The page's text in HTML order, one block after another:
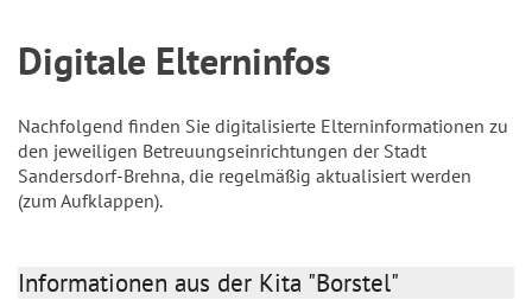
Digitale Elterninfos
Nachfolgend finden Sie digitalisierte Elterninformationen zu
den jeweiligen Betreuungseinrichtungen der Stadt
Sandersdorf-Brehna, die regelmäßig aktualisiert werden
(zum Aufklappen).
Informationen aus der Kita "Borstel"